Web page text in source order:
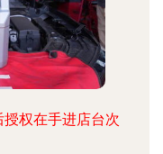
权在手进店台次